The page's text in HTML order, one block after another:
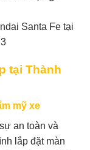
tại Thành
mỹ xe
an toàn và
lắp đặt màn